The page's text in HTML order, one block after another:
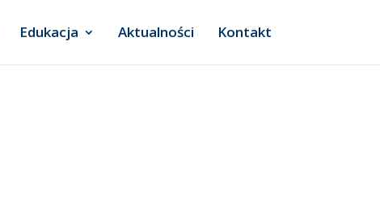
Edukacja Aktualności Kontakt